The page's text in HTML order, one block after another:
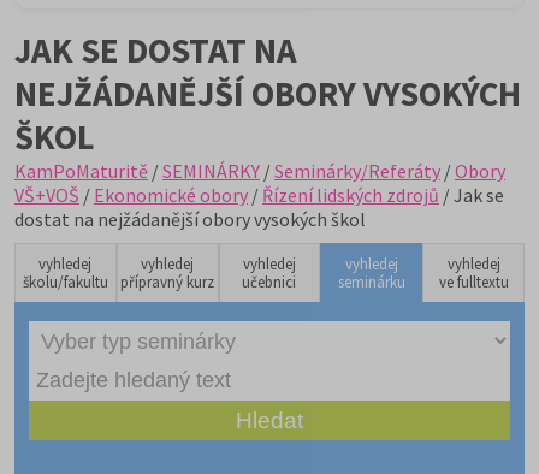
JAK SE DOSTAT NA
NEJŽÁDANĚJŠÍ OBORY VYSOKÝCH
ŠKOL
KamPoMaturitě /SEMINÁRKY /Seminárky/Referáty /Obory
VŠ+VOŠ / Ekonomické obory / Řízení lidských zdrojů / Jak se
dostat na nejžádanější obory vysokých škol
vyhledej
školu/fakultu
vyhledej
přípravný kurz
vyhledej
učebnici
vyhledej
seminárku
vyhledej
ve fulltextu